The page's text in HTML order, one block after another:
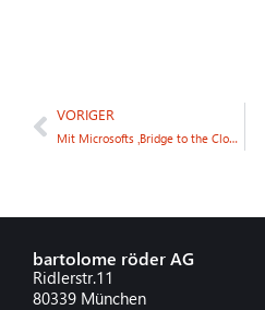
VORIGER
Mit Microsofts ‚Bridge to the Cloud 2‘ kosteneffizient in die Cloud wechseln und profitieren!
bartolome röder AG
Ridlerstr.11
80339 München